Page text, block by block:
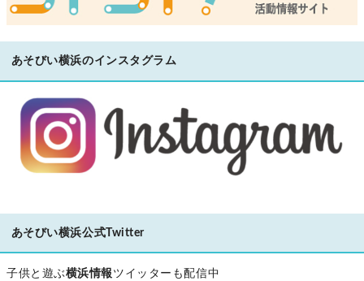
あそびい横浜のインスタグラム
あそびい横浜公式Twitter
子供と遊ぶ横浜情報 ツイッターも配信中